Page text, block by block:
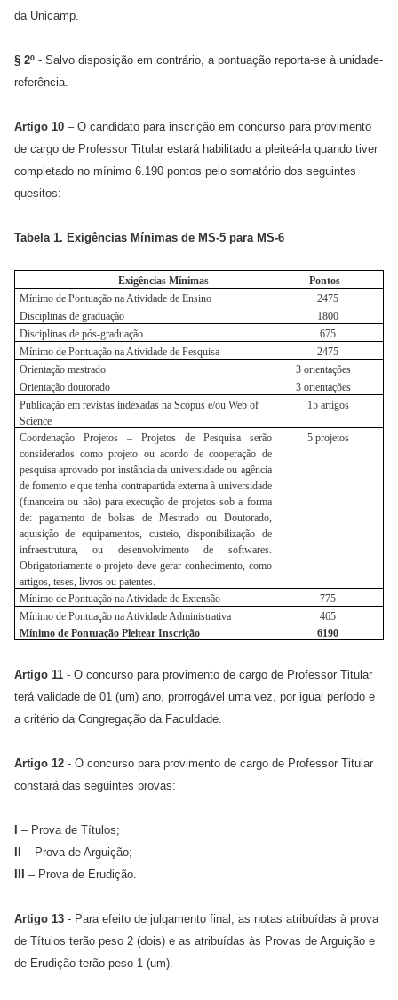
da Unicamp.
§ 2º - Salvo disposição em contrário, a pontuação reporta-se à unidade-
referência.
Artigo 10 – O candidato para inscrição em concurso para provimento
de cargo de Professor Titular estará habilitado a pleiteá-la quando tiver
completado no mínimo 6.190 pontos pelo somatório dos seguintes
quesitos:
Tabela 1. Exigências Mínimas de MS-5 para MS-6
Exigências Mínimas
Pontos
Mínimo de Pontuação na Atividade de Ensino
2475
Disciplinas de graduação
1800
Disciplinas de pós-graduação
675
Mínimo de Pontuação na Atividade de Pesquisa
2475
Orientação mestrado
3 orientações
Orientação doutorado
3 orientações
Publicação em revistas indexadas na Scopus e/ou Web of
Science
15 artigos
Coordenação Projetos – Projetos de Pesquisa serão
considerados como projeto ou acordo de cooperação de
pesquisa aprovado por instância da universidade ou agência
de fomento e que tenha contrapartida externa à universidade
(financeira ou não) para execução de projetos sob a forma
de: pagamento de bolsas de Mestrado ou Doutorado,
aquisição de equipamentos, custeio, disponibilização de
infraestrutura, ou desenvolvimento de softwares.
Obrigatoriamente o projeto deve gerar conhecimento, como
artigos, teses, livros ou patentes.
5 projetos
Mínimo de Pontuação na Atividade de Extensão
775
Mínimo de Pontuação na Atividade Administrativa
465
Mínimo de Pontuação Pleitear Inscrição
6190
Artigo 11 - O concurso para provimento de cargo de Professor Titular
terá validade de 01 (um) ano, prorrogável uma vez, por igual período e
a critério da Congregação da Faculdade.
Artigo 12 - O concurso para provimento de cargo de Professor Titular
constará das seguintes provas:
– Prova de Títulos;
– Prova de Arguição;
– Prova de Erudição.
Artigo 13 - Para efeito de julgamento final, as notas atribuídas à prova
de Títulos terão peso 2 (dois) e as atribuídas às Provas de Arguição e
de Erudição terão peso 1 (um).